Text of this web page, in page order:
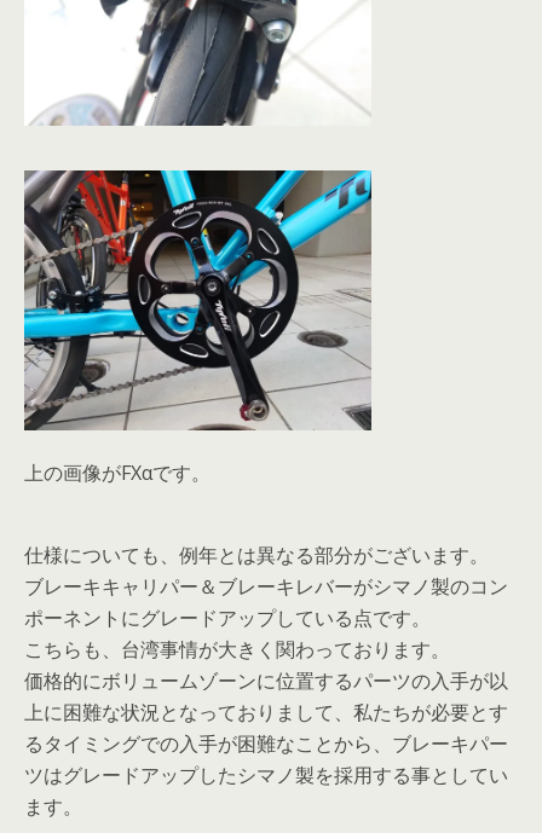
上の画像がFXαです。
仕様についても、例年とは異なる部分がございます。
ブレーキキャリパー＆ブレーキレバーがシマノ製のコン
ポーネントにグレードアップしている点です。
こちらも、台湾事情が大きく関わっております。
価格的にボリュームゾーンに位置するパーツの入手が以
上に困難な状況となっておりまして、私たちが必要とす
るタイミングでの入手が困難なことから、ブレーキパー
ツはグレードアップしたシマノ製を採用する事としてい
ます。